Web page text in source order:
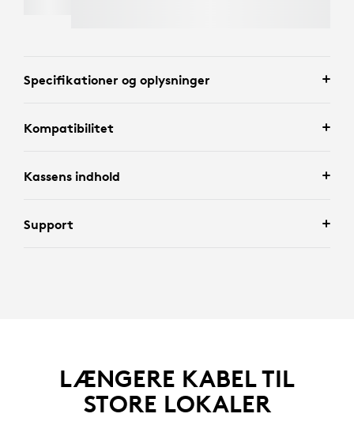
Specifikationer og oplysninger
Kompatibilitet
Kassens indhold
Support
LÆNGERE KABEL TIL
STORE LOKALER